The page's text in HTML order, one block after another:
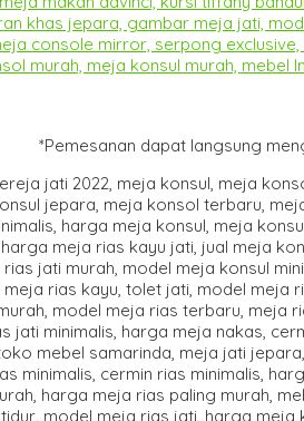
*Pemesanan dapat langsung